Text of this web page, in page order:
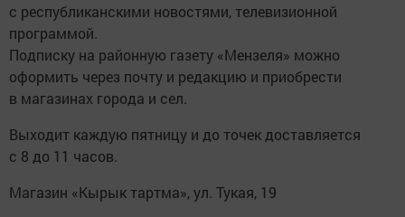
с республиканскими новостями, телевизионной
программой.
Подписку на районную газету «Мензеля» можно
оформить через почту и редакцию и приобрести
в магазинах города и сел.
Выходит каждую пятницу и до точек доставляется
с 8 до 11 часов.
Магазин «Кырык тартма», ул. Тукая, 19